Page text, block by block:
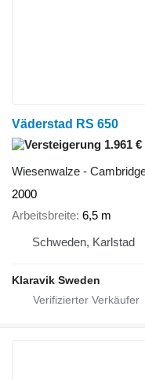
Väderstad RS 650
1.961 €
Wiesenwalze -
2000
Arbeitsbreite 6,5 m
Schweden, Karlstad
Klaravik Sweden